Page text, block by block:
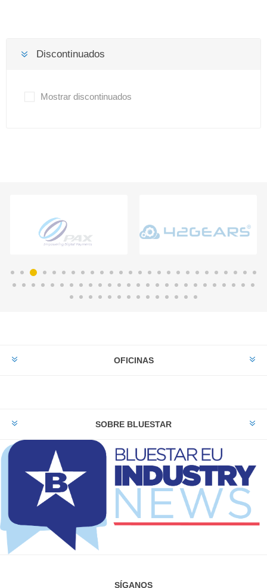
Discontinuados
Mostrar discontinuados
OFICINAS
SOBRE BLUESTAR
SÍGANOS